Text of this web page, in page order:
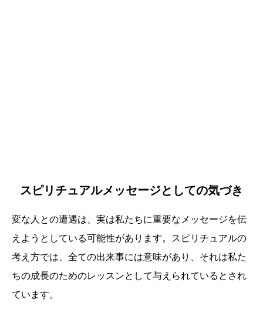
スピリチュアルメッセージとしての気づき
変な人との遭遇は、実は私たちに重要なメッセージを伝
えようとしている可能性があります。スピリチュアルの
考え方では、全ての出来事には意味があり、それは私た
ちの成長のためのレッスンとして与えられているとされ
ています。